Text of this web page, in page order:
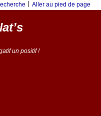
Aller au pied de page
un positif !